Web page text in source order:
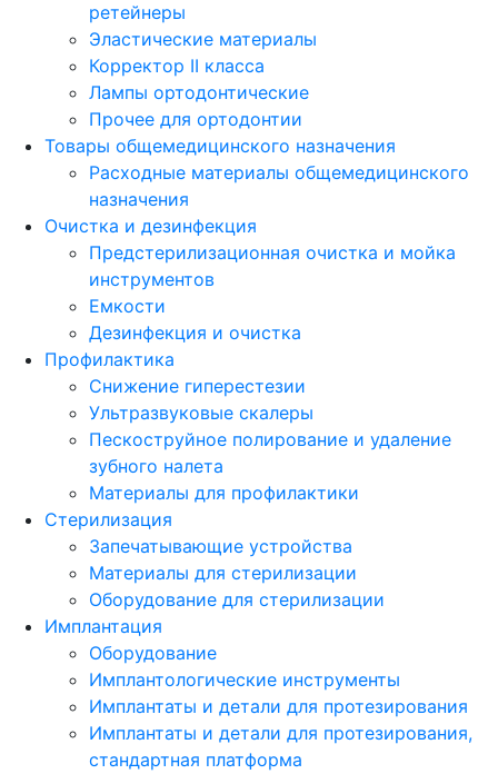
ретейнеры
Эластические материалы
Корректор II класса
Лампы ортодонтические
Прочее для ортодонтии
Товары общемедицинского назначения
Расходные материалы общемедицинского
назначения
Очистка и дезинфекция
Предстерилизационная очистка и мойка
инструментов
Емкости
Дезинфекция и очистка
Профилактика
Снижение гиперестезии
Ультразвуковые скалеры
Пескоструйное полирование и удаление
зубного налета
Материалы для профилактики
Стерилизация
Запечатывающие устройства
Материалы для стерилизации
Оборудование для стерилизации
Имплантация
Оборудование
Имплантологические инструменты
Имплантаты и детали для протезирования
Имплантаты и детали для протезирования,
стандартная платформа